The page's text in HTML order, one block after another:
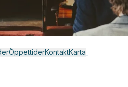
ÖppettiderKontaktKarta